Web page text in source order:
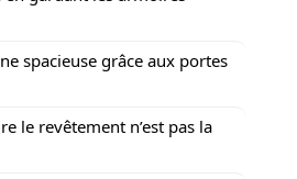
spacieuse grâce aux portes
le revêtement n’est pas la